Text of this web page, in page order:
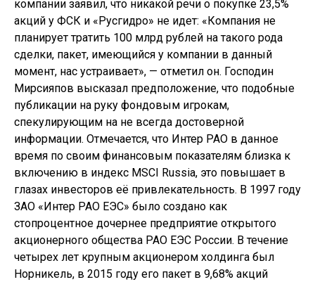
компании заявил, что никакой речи о покупке 23,5%
акций у ФСК и «Русгидро» не идет: «Компания не
планирует тратить 100 млрд рублей на такого рода
сделки, пакет, имеющийся у компании в данный
момент, нас устраивает», — отметил он. Господин
Мирсияпов высказал предположение, что подобные
публикации на руку фондовым игрокам,
спекулирующим на не всегда достоверной
информации. Отмечается, что Интер РАО в данное
время по своим финансовым показателям близка к
включению в индекс MSCI Russia, это повышает в
глазах инвесторов её привлекательность. В 1997 году
ЗАО «Интер РАО ЕЭС» было создано как
стопроцентное дочернее предприятие открытого
акционерного общества РАО ЕЭС России. В течение
четырех лет крупным акционером холдинга был
Норникель, в 2015 году его пакет в 9,68% акций